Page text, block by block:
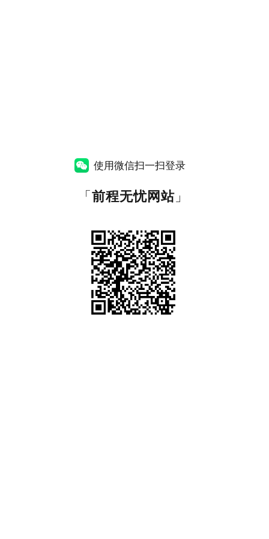
使用微信扫一扫登录
「前程无忧网站」